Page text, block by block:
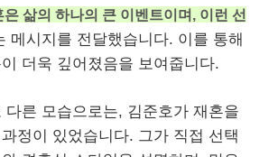
은 삶의 하나의 큰 이벤트이며, 이런 선
메시지를 전달했습니다. 이를 통해
더욱 깊어졌음을 보여줍니다.
다른 모습으로는, 김준호가 재혼을
정이 있었습니다. 그가 직접 선택